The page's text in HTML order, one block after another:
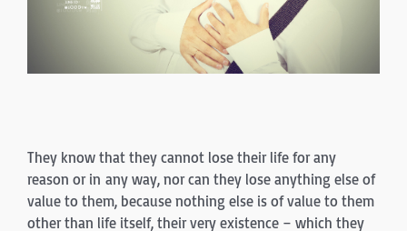
They know that they cannot lose their life for any
reason or in any way, nor can they lose anything else of
value to them, because nothing else is of value to them
other than life itself, their very existence – which they